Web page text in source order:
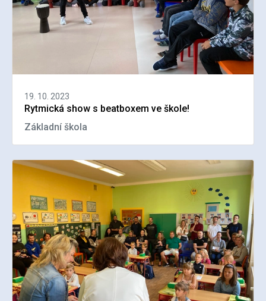
19. 10. 2023
Rytmická show s beatboxem ve škole!
Základní škola